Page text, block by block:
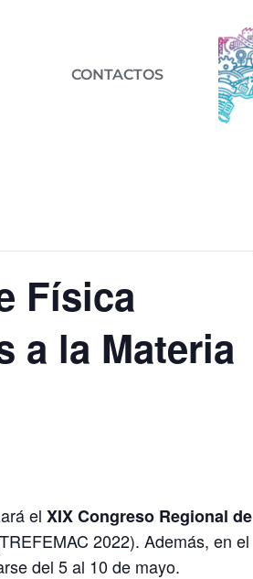
CONTACTOS
Física
a la Materia
el XIX Congreso Regional de
2022). Además, en el
del 5 al 10 de mayo.